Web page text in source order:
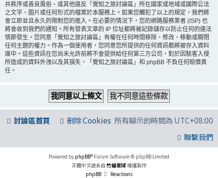
共秩序或善良風俗、或其他違反「覺知之旅討論區」所在國家或地域或國際公法
之文字、圖片或任何形式的檔案於本服務上。如果您觸犯了以上的規定，我們將
會立即並且永久的限制您的進入。在必要的情況下，您的網路服務業者 (ISP) 也
將會收到我們的通知。所有發表文章的 IP 位址都將被記錄儲存以防止任何的違法
情節發生。您同意「覺知之旅討論區」有權在任何時間移除、修改、移動或關閉
任何主題的權力。作為一個使用者，您同意您所提供的任何資訊都將被存入資料
庫中。這些資訊在您尚未允許前將不會提供給任何第三方公司，對於因駭客入侵
所造成的資料外洩以及其損失，「覺知之旅討論區」和 phpBB 不負任何賠償責
任。
討論區首頁 所有顯示的時間為UTC+08:00
刪除 Cookies
聯繫我們
Powered by phpBB® Forum Software © phpBB Limited
正體中文語系由 竹貓星球 維護製作
phpBB
Reactions